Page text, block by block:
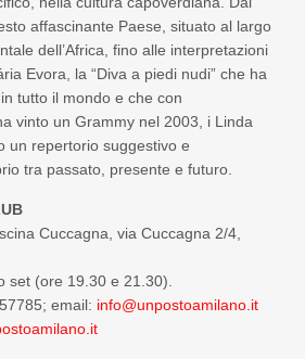
affascinante Paese, situato al largo
dell’Africa, fino alle interpretazioni
Evora, la “Diva a piedi nudi” che ha
tutto il mondo e che con
vinto un Grammy nel 2003, i Linda
un repertorio suggestivo e
tra passato, presente e futuro.
Cuccagna, via Cuccagna 2/4,
set (ore 19.30 e 21.30).
email: info@unpostoamilano.it